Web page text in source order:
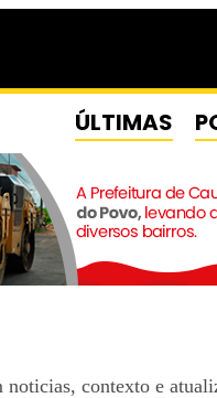
ÚLTIMAS
contexto e